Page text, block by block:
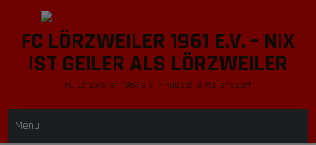
contentFC LÖRZWEILER 1961 E.V. – NIX
IST GEILER ALS LÖRZWEILER
FC Lörzweiler 1961 e.V. – Fußball & Hallensport
Menu